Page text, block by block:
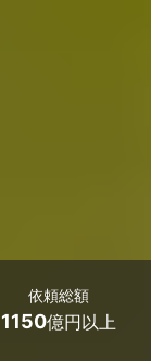
依頼総額
1150億円以上